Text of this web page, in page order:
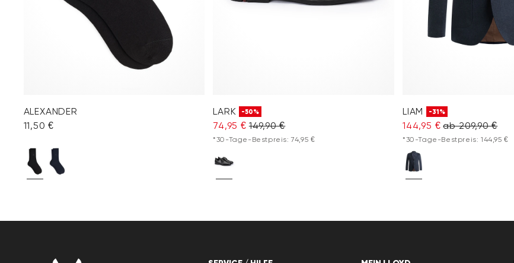
ALEXANDER
11,50 €
LARK -50%
74,95 € 149,90 €
*30-Tage-Bestpreis: 74,95 €
LIAM -31%
144,95 € ab 209,90 €
*30-Tage-Bestpreis: 144,95 €